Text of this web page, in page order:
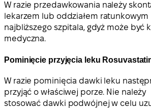
W razie przedawkowania należy
lekarzem lub oddziałem ratunkowym
najbliższego szpitala, gdyż może być
medyczna.
Pominięcie przyjęcia leku
W razie pominięcia dawki leku
przyjąć o właściwej porze. Nie należy
stosować dawki podwójnej w celu